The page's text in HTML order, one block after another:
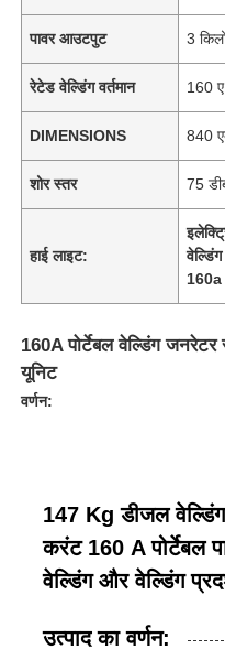
पावर आउटपुट 3
रेटेड वेल्डिंग वर्तमान 160 ए
DIMENSIONS 840
शोर स्तर 75
हाई लाइट:
160a
160A पोर्टेबल वेल्डिंग
यूनिट
वर्णन:
147 Kg डीजल
करंट 160 A पोर्टेबल
वेल्डिंग और वेल्डिंग
उत्पाद का वर्णन: